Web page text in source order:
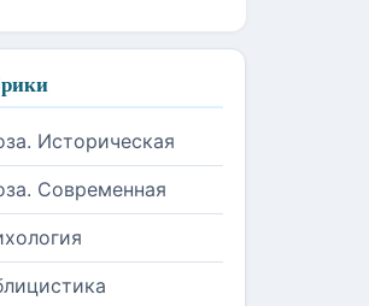
Историческая
Современная